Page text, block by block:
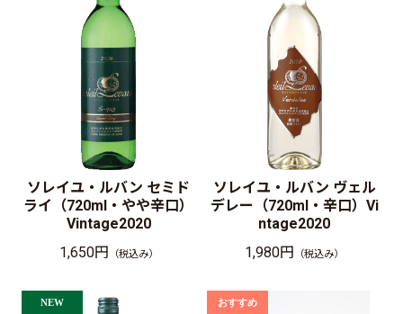
ソレイユ・ルバン セミド
ライ（720ml・やや辛口）
Vintage2020
1,650円 （税込み）
ソレイユ・ルバン ヴェル
デレー（720ml・辛口）Vi
ntage2020
1,980円 （税込み）